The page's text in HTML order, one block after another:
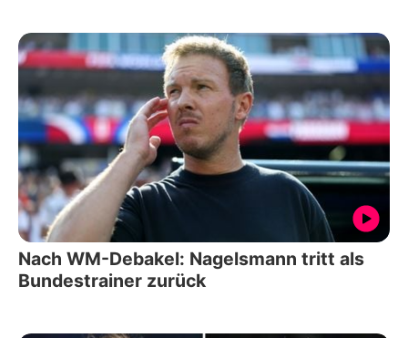
Nach WM-Debakel: Nagelsmann tritt als
Bundestrainer zurück